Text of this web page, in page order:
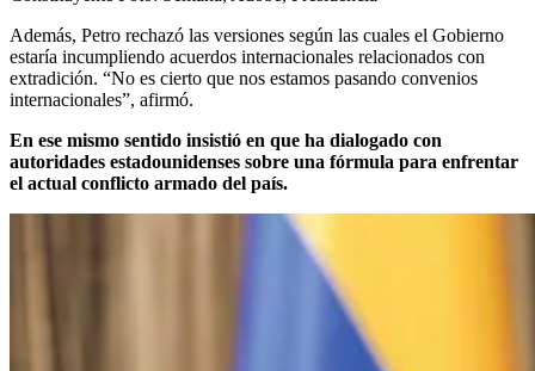
Además, Petro rechazó las versiones según las cuales el Gobierno
estaría incumpliendo acuerdos internacionales relacionados con
extradición. “No es cierto que nos estamos pasando convenios
internacionales”, afirmó.
En ese mismo sentido insistió en que ha dialogado con
autoridades estadounidenses sobre una fórmula para enfrentar
el actual conflicto armado del país.